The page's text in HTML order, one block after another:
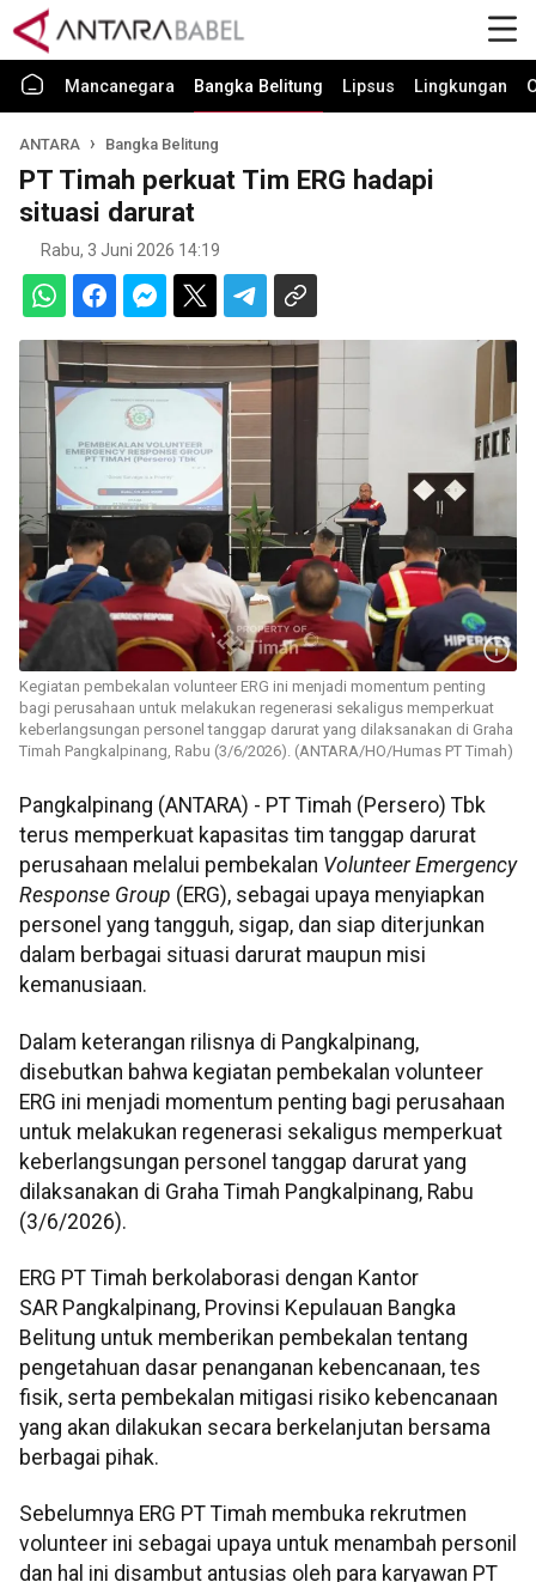
Mancanegara Bangka Belitung Lipsus Lingkungan
ANTARA Bangka Belitung
PT Timah perkuat Tim ERG hadapi
situasi darurat
Rabu, 3 Juni 2026 14:19
Kegiatan pembekalan volunteer ERG ini menjadi momentum penting
bagi perusahaan untuk melakukan regenerasi sekaligus memperkuat
keberlangsungan personel tanggap darurat yang dilaksanakan di Graha
Timah Pangkalpinang, Rabu (3/6/2026). (ANTARA/HO/Humas PT Timah)
Pangkalpinang (ANTARA) - PT Timah (Persero) Tbk
terus memperkuat kapasitas tim tanggap darurat
perusahaan melalui pembekalan Volunteer Emergency
Response Group (ERG), sebagai upaya menyiapkan
personel yang tangguh, sigap, dan siap diterjunkan
dalam berbagai situasi darurat maupun misi
kemanusiaan.
Dalam keterangan rilisnya di Pangkalpinang,
disebutkan bahwa kegiatan pembekalan volunteer
ERG ini menjadi momentum penting bagi perusahaan
untuk melakukan regenerasi sekaligus memperkuat
keberlangsungan personel tanggap darurat yang
dilaksanakan di Graha Timah Pangkalpinang, Rabu
(3/6/2026).
ERG PT Timah berkolaborasi dengan Kantor
SAR Pangkalpinang, Provinsi Kepulauan Bangka
Belitung untuk memberikan pembekalan tentang
pengetahuan dasar penanganan kebencanaan, tes
fisik, serta pembekalan mitigasi risiko kebencanaan
yang akan dilakukan secara berkelanjutan bersama
berbagai pihak.
Sebelumnya ERG PT Timah membuka rekrutmen
volunteer ini sebagai upaya untuk menambah personil
dan hal ini disambut antusias oleh para karyawan PT